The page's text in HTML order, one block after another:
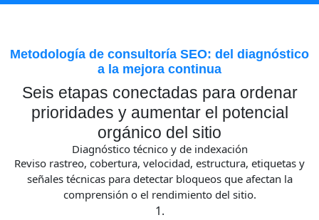
Metodología de consultoría SEO: del diagnóstico
a la mejora continua
Seis etapas conectadas para ordenar
prioridades y aumentar el potencial
orgánico del sitio
Diagnóstico técnico y de indexación
Reviso rastreo, cobertura, velocidad, estructura, etiquetas y
señales técnicas para detectar bloqueos que afectan la
comprensión o el rendimiento del sitio.
1.